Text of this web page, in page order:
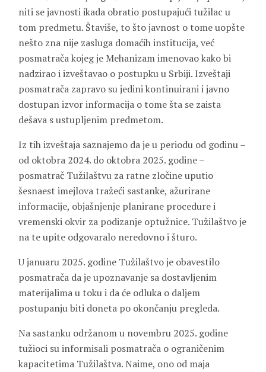
niti se javnosti ikada obratio postupajući tužilac u
tom predmetu. Štaviše, to što javnost o tome uopšte
nešto zna nije zasluga domaćih institucija, već
posmatrača kojeg je Mehanizam imenovao kako bi
nadzirao i izveštavao o postupku u Srbiji. Izveštaji
posmatrača zapravo su jedini kontinuirani i javno
dostupan izvor informacija o tome šta se zaista
dešava s ustupljenim predmetom.
Iz tih izveštaja saznajemo da je u periodu od godinu –
od oktobra 2024. do oktobra 2025. godine –
posmatrač Tužilaštvu za ratne zločine uputio
šesnaest imejlova tražeći sastanke, ažurirane
informacije, objašnjenje planirane procedure i
vremenski okvir za podizanje optužnice. Tužilaštvo je
na te upite odgovaralo neredovno i šturo.
U januaru 2025. godine Tužilaštvo je obavestilo
posmatrača da je upoznavanje sa dostavljenim
materijalima u toku i da će odluka o daljem
postupanju biti doneta po okončanju pregleda.
Na sastanku održanom u novembru 2025. godine
tužioci su informisali posmatrača o ograničenim
kapacitetima Tužilaštva. Naime, ono od maja